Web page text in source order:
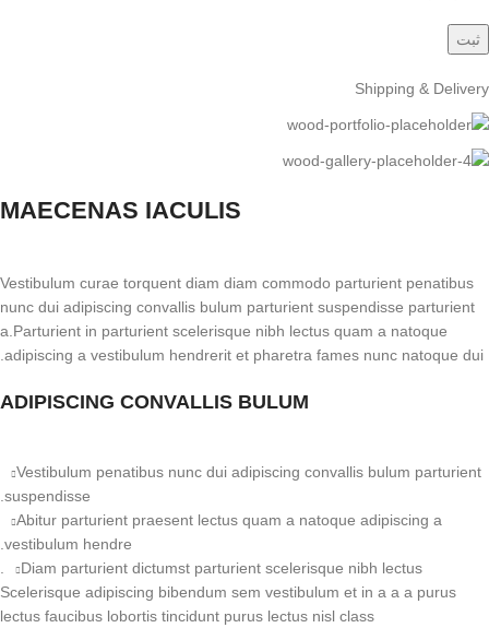
Shipping & Delivery
MAECENAS IACULIS
Vestibulum curae torquent diam diam commodo parturient penatibus
nunc dui adipiscing convallis bulum parturient suspendisse parturient
a.Parturient in parturient scelerisque nibh lectus quam a natoque
adipiscing a vestibulum hendrerit et pharetra fames nunc natoque dui.
ADIPISCING CONVALLIS BULUM
Vestibulum penatibus nunc dui adipiscing convallis bulum parturient
suspendisse.
Abitur parturient praesent lectus quam a natoque adipiscing a
vestibulum hendre.
Diam parturient dictumst parturient scelerisque nibh lectus.
Scelerisque adipiscing bibendum sem vestibulum et in a a a purus
lectus faucibus lobortis tincidunt purus lectus nisl class